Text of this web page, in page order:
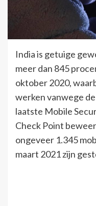
India is getuige
meer dan 845
oktober 2020,
werken vanwege
laatste Mobile
Check Point
ongeveer 1.345
maart 2021 zijn